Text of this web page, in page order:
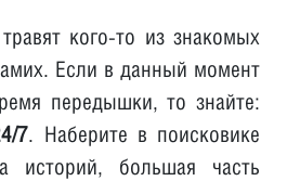
кого-то из знакомых
Если в данный момент
передышки, то знайте:
7. Наберите в поисковике
историй, большая часть